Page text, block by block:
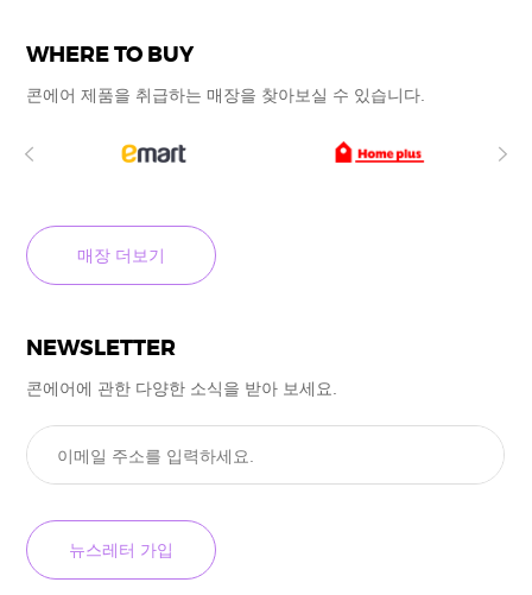
WHERE TO BUY
콘에어 제품을 취급하는 매장을 찾아보실 수 있습니다.
매장 더보기
NEWSLETTER
콘에어에 관한 다양한 소식을 받아 보세요.